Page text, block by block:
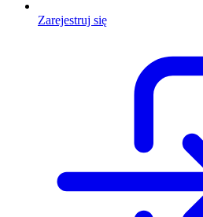
Zarejestruj się